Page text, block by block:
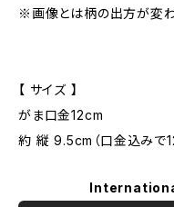
※画像とは柄の出方が変
【 サイズ 】
がま口金12cm
約 縦 9.5cm（口金込みで